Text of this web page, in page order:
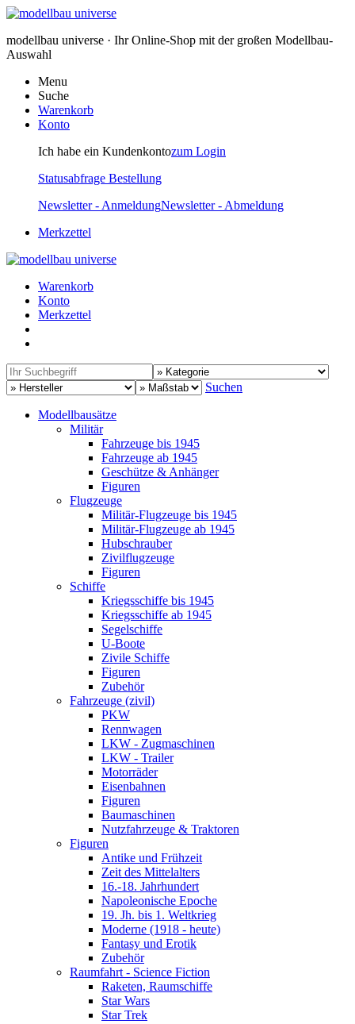
modellbau universe · Ihr Online-Shop mit der großen Modellbau-
Auswahl
Menu
Suche
Warenkorb
Konto
Ich habe ein Kundenkontozum Login
Statusabfrage Bestellung
Newsletter - AnmeldungNewsletter - Abmeldung
Merkzettel
Warenkorb
Konto
Merkzettel
Suchen
Modellbausätze
Militär
Fahrzeuge bis 1945
Fahrzeuge ab 1945
Geschütze & Anhänger
Figuren
Flugzeuge
Militär-Flugzeuge bis 1945
Militär-Flugzeuge ab 1945
Hubschrauber
Zivilflugzeuge
Figuren
Schiffe
Kriegsschiffe bis 1945
Kriegsschiffe ab 1945
Segelschiffe
U-Boote
Zivile Schiffe
Figuren
Zubehör
Fahrzeuge (zivil)
PKW
Rennwagen
LKW - Zugmaschinen
LKW - Trailer
Motorräder
Eisenbahnen
Figuren
Baumaschinen
Nutzfahrzeuge & Traktoren
Figuren
Antike und Frühzeit
Zeit des Mittelalters
16.-18. Jahrhundert
Napoleonische Epoche
19. Jh. bis 1. Weltkrieg
Moderne (1918 - heute)
Fantasy und Erotik
Zubehör
Raumfahrt - Science Fiction
Raketen, Raumschiffe
Star Wars
Star Trek